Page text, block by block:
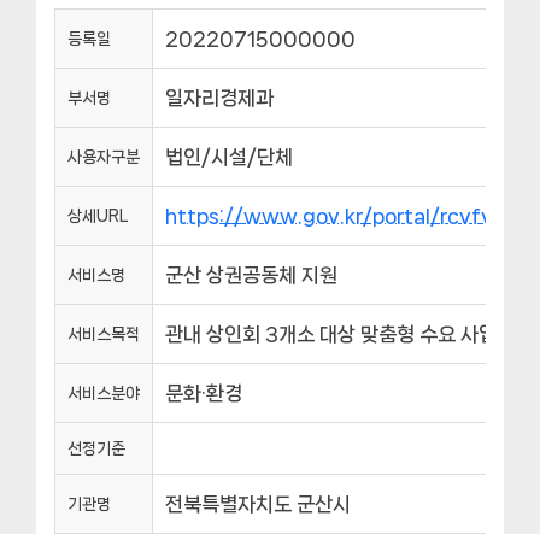
등록일 20220715000000
부서명 일자리경제과
사용자구분 법인/시설/단체
상세URL https://www.gov.kr/portal/
서비스명 군산 상권공동체 지원
서비스목적 관내 상인회 3개소 대상 맞춤형 수요 사업에
서비스분야 문화·환경
선정기준
기관명 전북특별자치도 군산시